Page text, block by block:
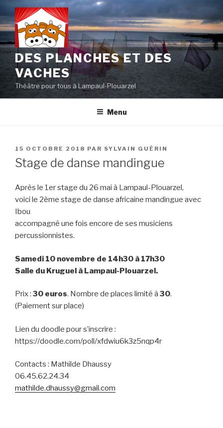
Aller
au
contenu
principal
DES PLANCHES ET DES
VACHES
Théâtre pour tous à Lampaul-Plouarzel
Menu
PUBLIÉ
LE
15 OCTOBRE 2018 PAR SYLVAIN GUÉRIN
Stage de danse mandingue
Après le 1er stage du 26 mai à Lampaul-Plouarzel,
voici le 2ème stage de danse africaine mandingue avec
Ibou
accompagné une fois encore de ses musiciens
percussionnistes.
Samedi 10 novembre de 14h30 à 17h30
Salle du Kruguel à Lampaul-Plouarzel.
Prix : 30 euros. Nombre de places limité à 30.
(Paiement sur place)
Lien du doodle pour s’inscrire :
https://doodle.com/poll/xfdwiu6k3z5nqp4r
Contacts : Mathilde Dhaussy
06.45.62.24.34
mathilde.dhaussy@gmail.com